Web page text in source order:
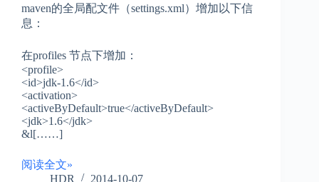
maven的全局配文件（settings.xml）增加以下信
息：
在profiles 节点下增加：
<profile>
<id>jdk-1.6</id>
<activation>
<activeByDefault>true</activeByDefault>
<jdk>1.6</jdk>
&l[……]
阅读全文»
HDR
2014-10-07